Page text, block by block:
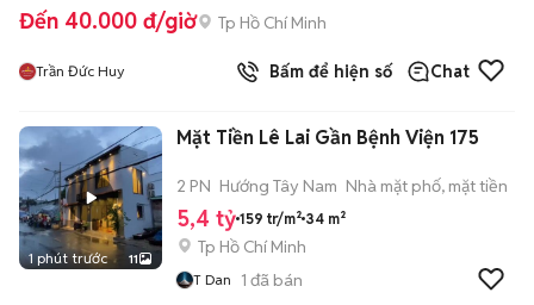
Đến 40.000 đ/giờ Tp Hồ Chí Minh
Trần Đức Huy Bấm để hiện số Chat
1 phút trước 11
Mặt Tiền Lê Lai Gần Bệnh Viện 175
2 PN Hướng Tây Nam Nhà mặt phố, mặt tiền
5,4 tỷ 159 tr/m² 34 m²
Tp Hồ Chí Minh
T Dan 1 đã bán